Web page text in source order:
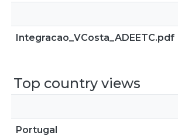
Integracao_VCosta_ADEETC.pdf
Top country views
Portugal